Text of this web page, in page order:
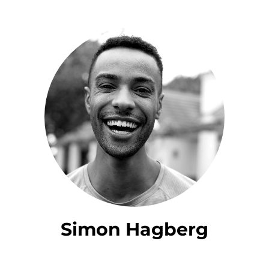
Simon Hagberg